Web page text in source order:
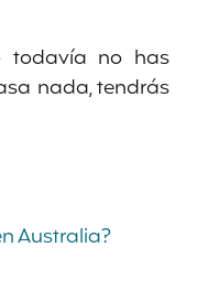
todavía no has
nada, tendrás
Australia?